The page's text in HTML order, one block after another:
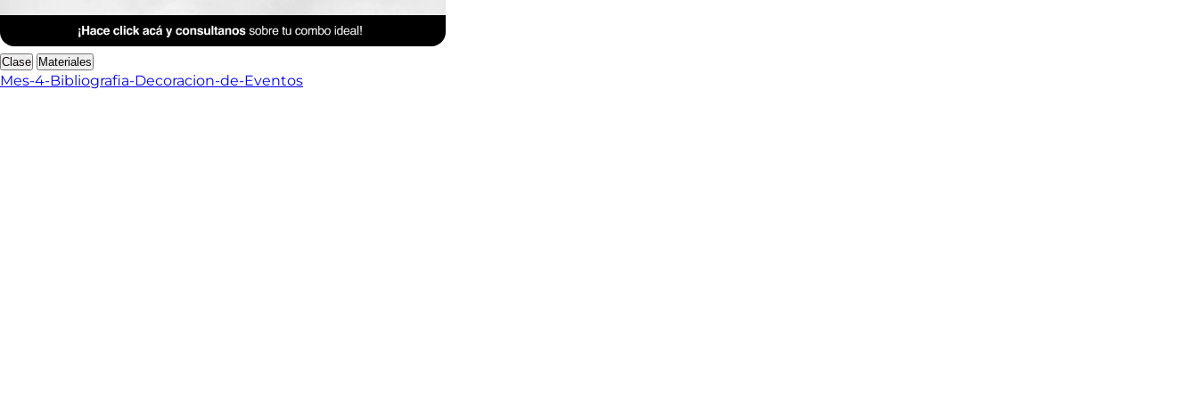
Clase 15
Clase Materiales
Mes-4-Bibliografia-Decoracion-de-Eventos